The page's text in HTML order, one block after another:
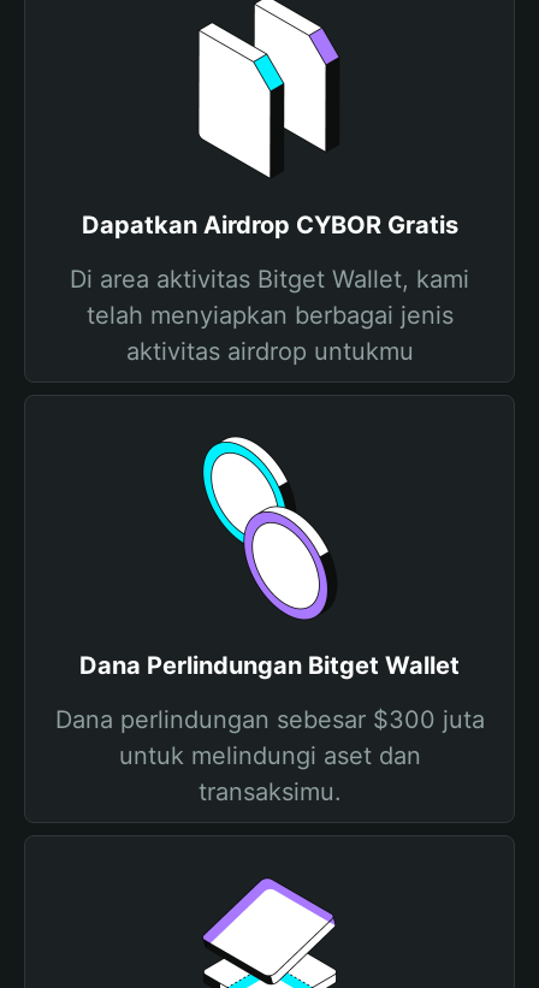
Dapatkan Airdrop CYBOR Gratis
Di area aktivitas Bitget Wallet, kami
telah menyiapkan berbagai jenis
aktivitas airdrop untukmu
Dana Perlindungan Bitget Wallet
Dana perlindungan sebesar $300 juta
untuk melindungi aset dan
transaksimu.